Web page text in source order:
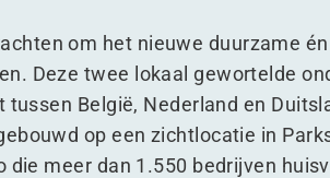
om het nieuwe duurzame
Deze twee lokaal gewortelde
België, Nederland en
op een zichtlocatie in
meer dan 1.550 bedrijven